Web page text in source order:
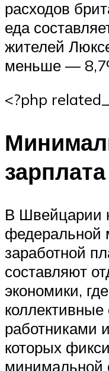
расходов
еда
жителей
меньше —
<?php
В Швейцарии
федеральной
заработной
составляют
экономики,
работниками
которых
минимальной